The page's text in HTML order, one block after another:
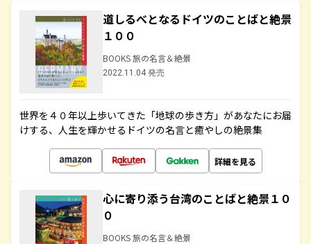
道しるべとなるドイツのことばと絶景
１００
BOOKS 旅の名言＆絶景
2022.11.04 発売
世界を４０年以上歩いてきた「地球の歩き方」があなたにお届
けする、人生を輝かせるドイツの名言と癒やしの絶景集
詳細を見る
心に寄り添う台湾のことばと絶景１０
０
BOOKS 旅の名言＆絶景